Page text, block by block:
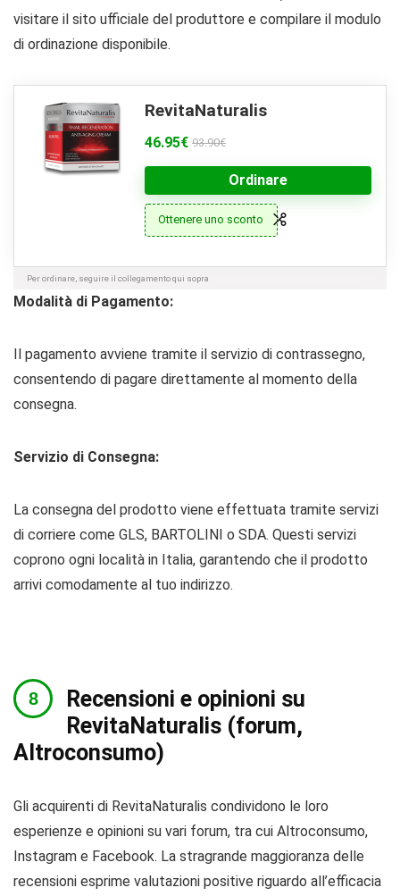
visitare il sito ufficiale del produttore e compilare il modulo
di ordinazione disponibile.
RevitaNaturalis
46.95€ 93.90€
Ordinare
Ottenere uno sconto
Per ordinare, seguire il collegamento qui sopra
Modalità di Pagamento:
Il pagamento avviene tramite il servizio di contrassegno,
consentendo di pagare direttamente al momento della
consegna.
Servizio di Consegna:
La consegna del prodotto viene effettuata tramite servizi
di corriere come GLS, BARTOLINI o SDA. Questi servizi
coprono ogni località in Italia, garantendo che il prodotto
arrivi comodamente al tuo indirizzo.
Recensioni e opinioni su
RevitaNaturalis (forum,
Altroconsumo)
Gli acquirenti di RevitaNaturalis condividono le loro
esperienze e opinioni su vari forum, tra cui Altroconsumo,
Instagram e Facebook. La stragrande maggioranza delle
recensioni esprime valutazioni positive riguardo all’efficacia